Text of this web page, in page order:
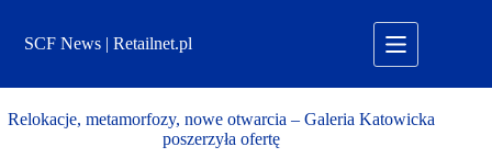
treściSCF News | Retailnet.pl
Relokacje, metamorfozy, nowe otwarcia – Galeria Katowicka
poszerzyła ofertę